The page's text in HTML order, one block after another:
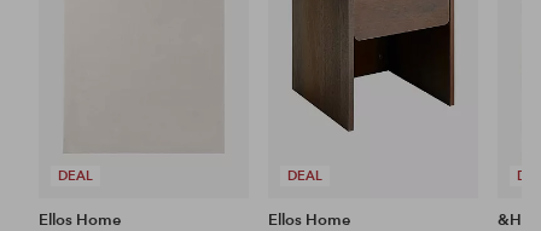
DEAL
Ellos Home
DEAL
Ellos Home